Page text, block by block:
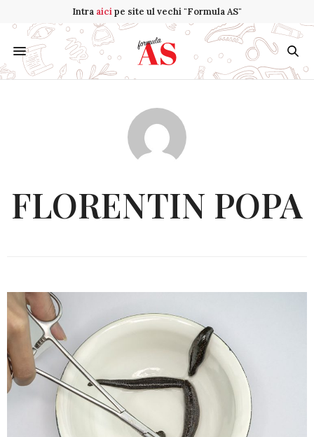
Intra aicipe site ul vechi "Formula AS"
FLORENTIN POPA